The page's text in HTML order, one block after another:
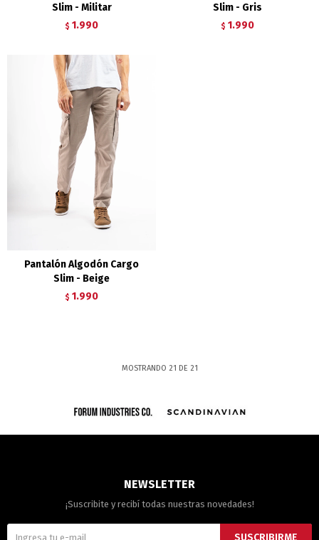
Slim - Militar
$ 1.990
Slim - Gris
$ 1.990
Pantalón Algodón Cargo
Slim - Beige
$ 1.990
MOSTRANDO 21 DE 21
NEWSLETTER
¡Suscribite y recibí todas nuestras novedades!
SUSCRIBIRME